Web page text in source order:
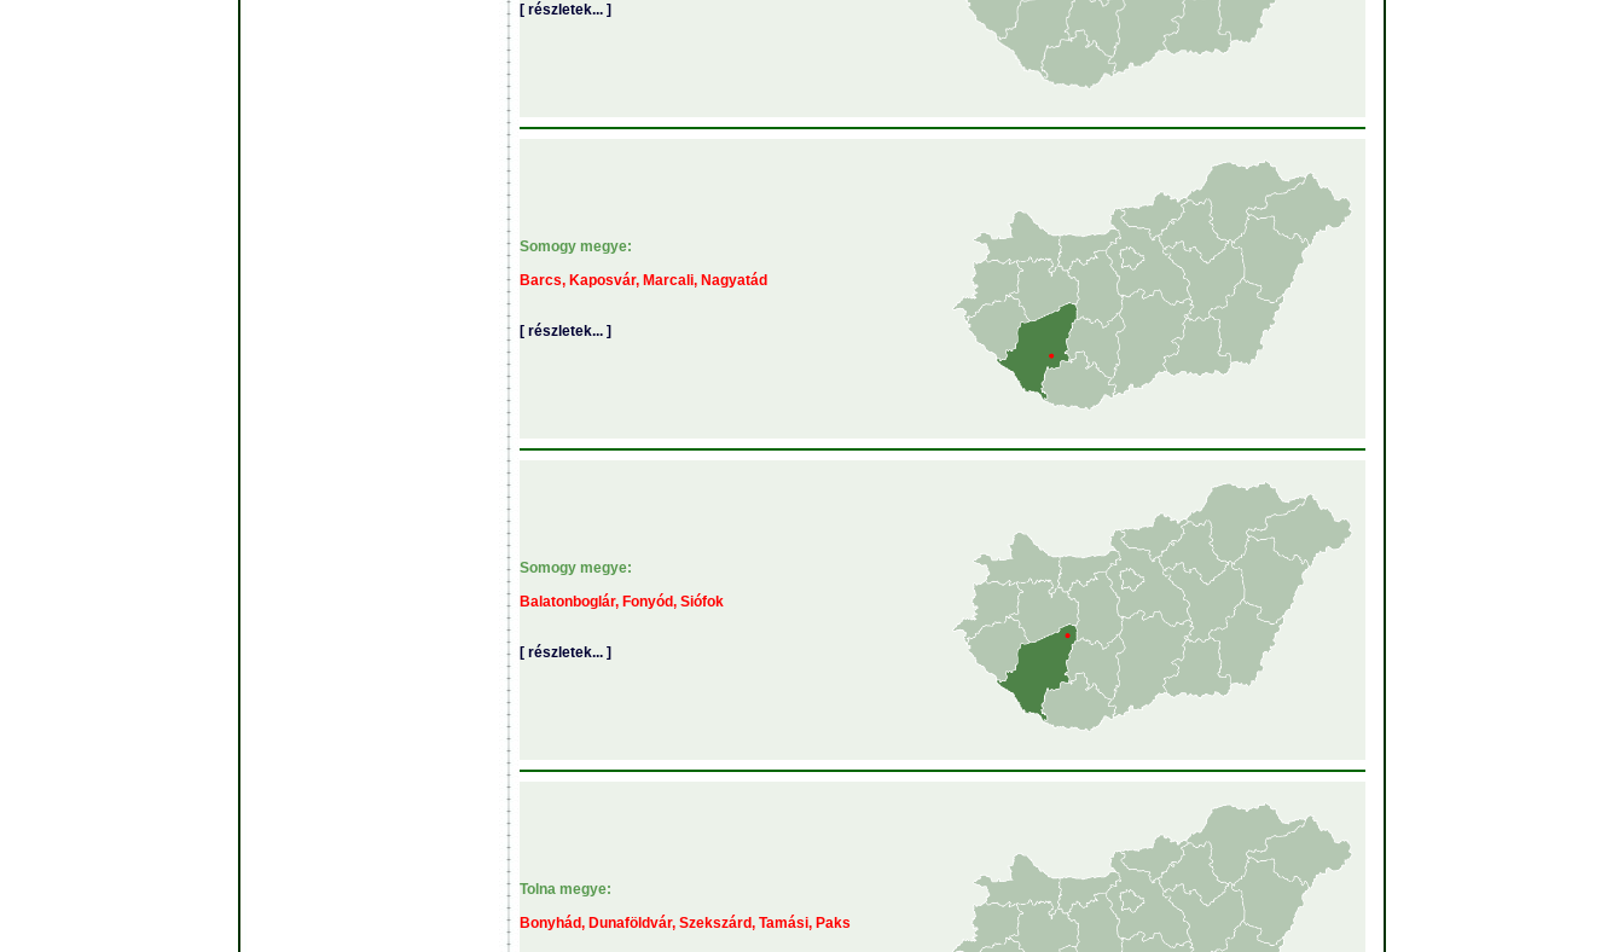
[ részletek... ]
Somogy megye:
Barcs, Kaposvár, Marcali, Nagyatád
[ részletek... ]
Somogy megye:
Balatonboglár, Fonyód, Siófok
[ részletek... ]
Tolna megye:
Bonyhád, Dunaföldvár, Szekszárd, Tamási, Paks